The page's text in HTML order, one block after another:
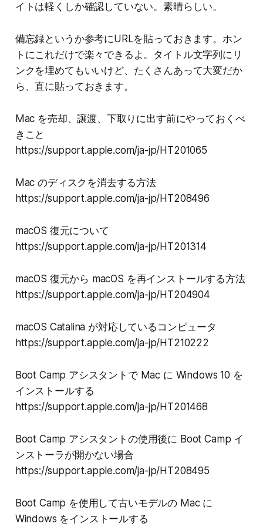
イトは軽くしか確認していない。素晴らしい。
備忘録というか参考にURLを貼っておきます。ホン
トにこれだけで楽々できるよ。タイトル文字列にリ
ンクを埋めてもいいけど、たくさんあって大変だか
ら、直に貼っておきます。
Mac を売却、譲渡、下取りに出す前にやっておくべ
きこと
https://support.apple.com/ja-jp/HT201065
Mac のディスクを消去する方法
https://support.apple.com/ja-jp/HT208496
macOS 復元について
https://support.apple.com/ja-jp/HT201314
macOS 復元から macOS を再インストールする方法
https://support.apple.com/ja-jp/HT204904
macOS Catalina が対応しているコンピュータ
https://support.apple.com/ja-jp/HT210222
Boot Camp アシスタントで Mac に Windows 10 を
インストールする
https://support.apple.com/ja-jp/HT201468
Boot Camp アシスタントの使用後に Boot Camp イ
ンストーラが開かない場合
https://support.apple.com/ja-jp/HT208495
Boot Camp を使用して古いモデルの Mac に
Windows をインストールする